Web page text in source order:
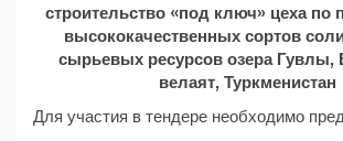
строительство «под ключ» цеха по
высококачественных сортов
сырьевых ресурсов озера Гувлы,
велаят, Туркменистан
Для участия в тендере необходимо